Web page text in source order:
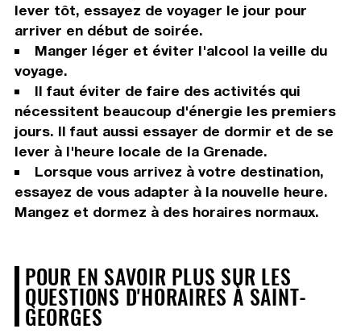
lever tôt, essayez de voyager le jour pour
arriver en début de soirée.
Manger léger et éviter l'alcool la veille du
voyage.
Il faut éviter de faire des activités qui
nécessitent beaucoup d'énergie les premiers
jours. Il faut aussi essayer de dormir et de se
lever à l'heure locale de la Grenade.
Lorsque vous arrivez à votre destination,
essayez de vous adapter à la nouvelle heure.
Mangez et dormez à des horaires normaux.
POUR EN SAVOIR PLUS SUR LES
QUESTIONS D'HORAIRES À SAINT-
GEORGES